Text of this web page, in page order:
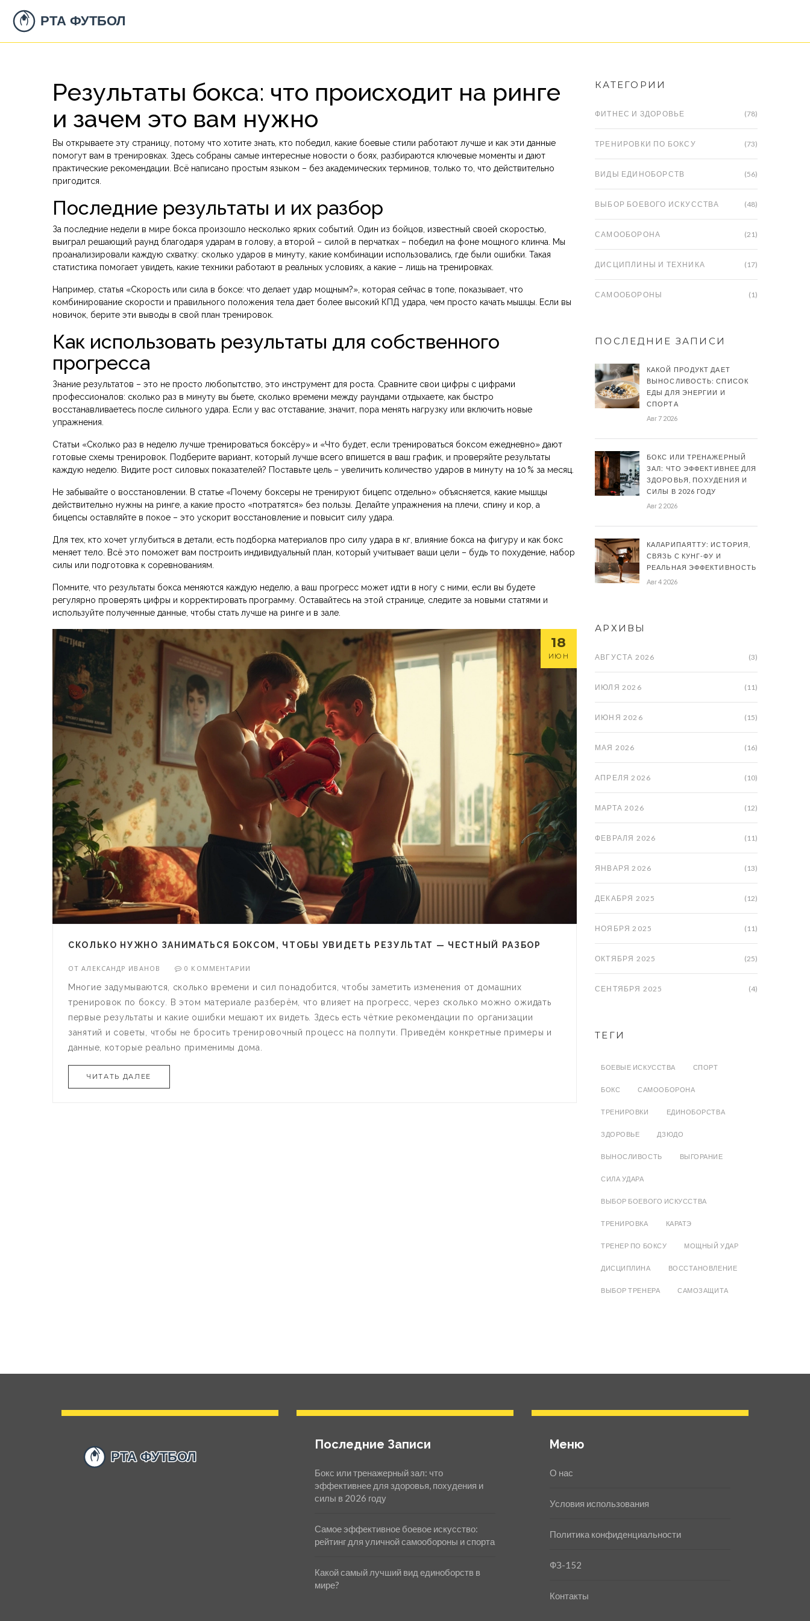
Результаты бокса: что происходит на ринге
и зачем это вам нужно
Вы открываете эту страницу, потому что хотите знать, кто победил, какие боевые стили работают лучше и как эти данные
помогут вам в тренировках. Здесь собраны самые интересные новости о боях, разбираются ключевые моменты и дают
практические рекомендации. Всё написано простым языком – без академических терминов, только то, что действительно
пригодится.
Последние результаты и их разбор
За последние недели в мире бокса произошло несколько ярких событий. Один из бойцов, известный своей скоростью,
выиграл решающий раунд благодаря ударам в голову, а второй – силой в перчатках – победил на фоне мощного клинча. Мы
проанализировали каждую схватку: сколько ударов в минуту, какие комбинации использовались, где были ошибки. Такая
статистика помогает увидеть, какие техники работают в реальных условиях, а какие – лишь на тренировках.
Например, статья «Скорость или сила в боксе: что делает удар мощным?», которая сейчас в топе, показывает, что
комбинирование скорости и правильного положения тела дает более высокий КПД удара, чем просто качать мышцы. Если вы
новичок, берите эти выводы в свой план тренировок.
Как использовать результаты для собственного
прогресса
Знание результатов – это не просто любопытство, это инструмент для роста. Сравните свои цифры с цифрами
профессионалов: сколько раз в минуту вы бьете, сколько времени между раундами отдыхаете, как быстро
восстанавливаетесь после сильного удара. Если у вас отставание, значит, пора менять нагрузку или включить новые
упражнения.
Статьи «Сколько раз в неделю лучше тренироваться боксёру» и «Что будет, если тренироваться боксом ежедневно» дают
готовые схемы тренировок. Подберите вариант, который лучше всего впишется в ваш график, и проверяйте результаты
каждую неделю. Видите рост силовых показателей? Поставьте цель – увеличить количество ударов в минуту на 10 % за месяц.
Не забывайте о восстановлении. В статье «Почему боксеры не тренируют бицепс отдельно» объясняется, какие мышцы
действительно нужны на ринге, а какие просто «потратятся» без пользы. Делайте упражнения на плечи, спину и кор, а
бицепсы оставляйте в покое – это ускорит восстановление и повысит силу удара.
Для тех, кто хочет углубиться в детали, есть подборка материалов про силу удара в кг, влияние бокса на фигуру и как бокс
меняет тело. Всё это поможет вам построить индивидуальный план, который учитывает ваши цели – будь то похудение, набор
силы или подготовка к соревнованиям.
Помните, что результаты бокса меняются каждую неделю, а ваш прогресс может идти в ногу с ними, если вы будете
регулярно проверять цифры и корректировать программу. Оставайтесь на этой странице, следите за новыми статями и
используйте полученные данные, чтобы стать лучше на ринге и в зале.
18
ИЮН
СКОЛЬКО НУЖНО ЗАНИМАТЬСЯ БОКСОМ, ЧТОБЫ УВИДЕТЬ РЕЗУЛЬТАТ — ЧЕСТНЫЙ РАЗБОР
ОТАЛЕКСАНДР ИВАНОВ 0 КОММЕНТАРИИ
Многие задумываются, сколько времени и сил понадобится, чтобы заметить изменения от домашних
тренировок по боксу. В этом материале разберём, что влияет на прогресс, через сколько можно ожидать
первые результаты и какие ошибки мешают их видеть. Здесь есть чёткие рекомендации по организации
занятий и советы, чтобы не бросить тренировочный процесс на полпути. Приведём конкретные примеры и
данные, которые реально применимы дома.
ЧИТАТЬ ДАЛЕЕ
КАТЕГОРИИ
ФИТНЕС И ЗДОРОВЬЕ (78)
ТРЕНИРОВКИ ПО БОКСУ (73)
ВИДЫ ЕДИНОБОРСТВ (56)
ВЫБОР БОЕВОГО ИСКУССТВА (48)
САМООБОРОНА (21)
ДИСЦИПЛИНЫ И ТЕХНИКА (17)
САМООБОРОНЫ (1)
ПОСЛЕДНИЕ ЗАПИСИ
КАКОЙ ПРОДУКТ ДАЕТ
ВЫНОСЛИВОСТЬ: СПИСОК
ЕДЫ ДЛЯ ЭНЕРГИИ И
СПОРТА
Авг 7 2026
БОКС ИЛИ ТРЕНАЖЕРНЫЙ
ЗАЛ: ЧТО ЭФФЕКТИВНЕЕ ДЛЯ
ЗДОРОВЬЯ, ПОХУДЕНИЯ И
СИЛЫ В 2026 ГОДУ
Авг 2 2026
КАЛАРИПАЯТТУ: ИСТОРИЯ,
СВЯЗЬ С КУНГ-ФУ И
РЕАЛЬНАЯ ЭФФЕКТИВНОСТЬ
Авг 4 2026
АРХИВЫ
АВГУСТА 2026 (3)
ИЮЛЯ 2026 (11)
ИЮНЯ 2026 (15)
МАЯ 2026 (16)
АПРЕЛЯ 2026 (10)
МАРТА 2026 (12)
ФЕВРАЛЯ 2026 (11)
ЯНВАРЯ 2026 (13)
ДЕКАБРЯ 2025 (12)
НОЯБРЯ 2025 (11)
ОКТЯБРЯ 2025 (25)
СЕНТЯБРЯ 2025 (4)
ТЕГИ
БОЕВЫЕ ИСКУССТВА СПОРТ
БОКС САМООБОРОНА
ТРЕНИРОВКИ ЕДИНОБОРСТВА
ЗДОРОВЬЕ ДЗЮДО
ВЫНОСЛИВОСТЬ ВЫГОРАНИЕ
СИЛА УДАРА
ВЫБОР БОЕВОГО ИСКУССТВА
ТРЕНИРОВКА КАРАТЭ
ТРЕНЕР ПО БОКСУ МОЩНЫЙ УДАР
ДИСЦИПЛИНА ВОССТАНОВЛЕНИЕ
ВЫБОР ТРЕНЕРА САМОЗАЩИТА
Последние Записи
Бокс или тренажерный зал: что
эффективнее для здоровья, похудения и
силы в 2026 году
Самое эффективное боевое искусство:
рейтинг для уличной самообороны и спорта
Какой самый лучший вид единоборств в
мире?
Меню
О нас
Условия использования
Политика конфиденциальности
ФЗ-152
Контакты